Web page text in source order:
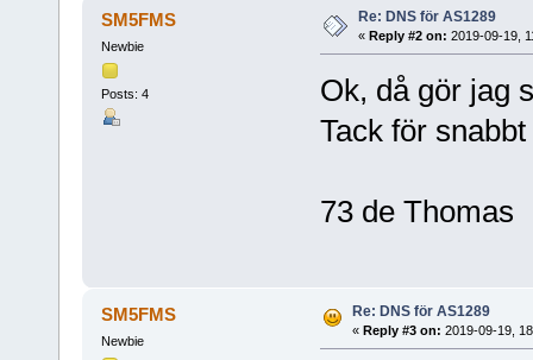
SM5FMS
Newbie
Posts: 4
Re: DNS för AS1289
« Reply #2 on: 2019-09-19,
Ok, då gör jag
Tack för
73 de Thomas
SM5FMS
Newbie
Re: DNS för AS1289
« Reply #3 on: 2019-09-19,